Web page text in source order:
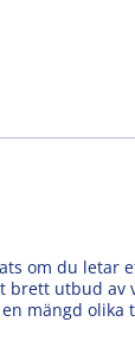
om du letar
brett utbud av
mängd olika